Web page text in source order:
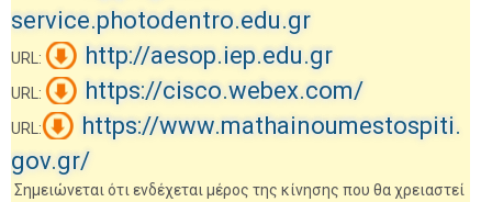
service.photodentro.edu.gr
URL: http://aesop.iep.edu.gr
URL: https://cisco.webex.com/
URL:
https://www.mathainoumestospiti.
gov.gr/
Σημειώνεται ότι ενδέχεται μέρος της κίνησης που θα χρειαστεί